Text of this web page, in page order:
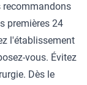
recommandons
premières 24
l'établissement
vous. Évitez
Dès le